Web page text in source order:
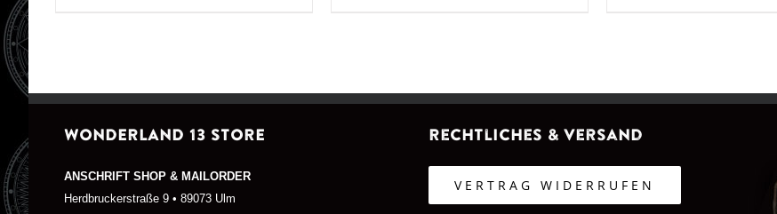
WONDERLAND 13 STORE
ANSCHRIFT SHOP & MAILORDER
Herdbruckerstraße 9 • 89073 Ulm
Rechtliches & Versand
VERTRAG WIDERRUFEN